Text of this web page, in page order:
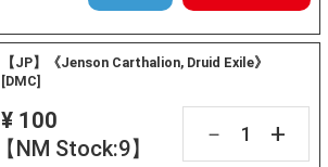
【JP】《Jenson Carthalion, Druid Exile》
[DMC]
¥ 100
【NM Stock:9】
－ +